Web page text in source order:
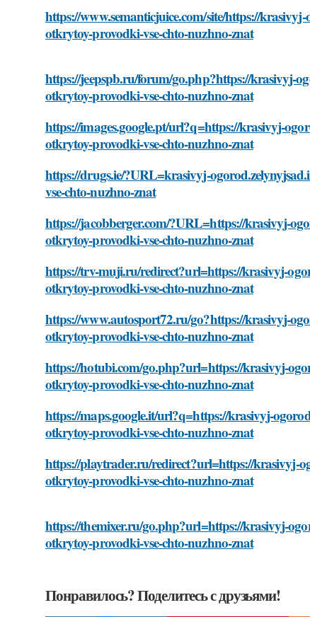
https://www.semanticjuice.com/site/https://
otkrytoy-provodki-vse-chto-nuzhno-znat
https://jeepspb.ru/forum/go.php?https://krasivyj-
otkrytoy-provodki-vse-chto-nuzhno-znat
https://images.google.pt/url?q=https://krasivyj-
otkrytoy-provodki-vse-chto-nuzhno-znat
https://drugs.ie/?URL=krasivyj-
vse-chto-nuzhno-znat
https://jacobberger.com/?URL=https://krasivyj-
otkrytoy-provodki-vse-chto-nuzhno-znat
https://trv-muji.ru/redirect?url=https://krasivyj-
otkrytoy-provodki-vse-chto-nuzhno-znat
https://www.autosport72.ru/go?https://krasivyj-
otkrytoy-provodki-vse-chto-nuzhno-znat
https://hotubi.com/go.php?url=https://krasivyj-
otkrytoy-provodki-vse-chto-nuzhno-znat
https://maps.google.it/url?q=https://krasivyj-
otkrytoy-provodki-vse-chto-nuzhno-znat
https://playtrader.ru/redirect?url=https://krasivyj-
otkrytoy-provodki-vse-chto-nuzhno-znat
https://themixer.ru/go.php?url=https://krasivyj-
otkrytoy-provodki-vse-chto-nuzhno-znat
Понравилось? Поделитесь с друзьями!